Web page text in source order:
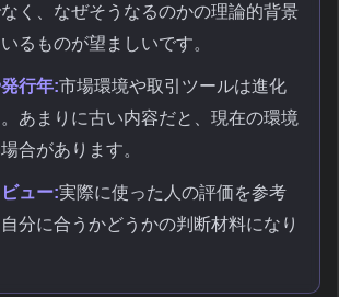
く、なぜそうなるのかの理論的背景
るものが望ましいです。
行年:市場環境や取引ツールは進化
あまりに古い内容だと、現在の環境
合があります。
ュー:実際に使った人の評価を参考
分に合うかどうかの判断材料になり